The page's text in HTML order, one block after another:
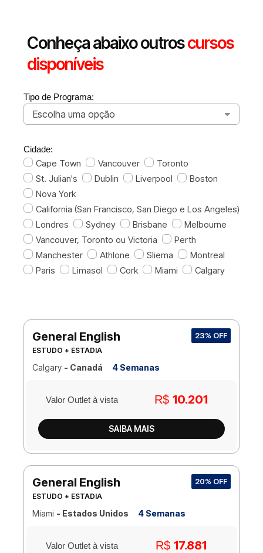
Conheça abaixo outroscursos
disponíveis
Tipo de Programa:
Cidade:
Cape Town Vancouver
Toronto
St. Julian's
Dublin Liverpool
Boston
Nova York
California (San Francisco, San Diego e Los Angeles)
Londres
Sydney Brisbane
Melbourne
Vancouver, Toronto ou Victoria
Perth
Manchester
Athlone Sliema
Montreal
Paris
Limasol Cork Miami Calgary
General English 23% OFF
ESTUDO + ESTADIA
Calgary - Canadá 4 Semanas
Valor Outlet à vista R$ 10.201
SAIBA MAIS
General English 20% OFF
ESTUDO + ESTADIA
Miami - Estados Unidos 4 Semanas
Valor Outlet à vista R$ 17.881